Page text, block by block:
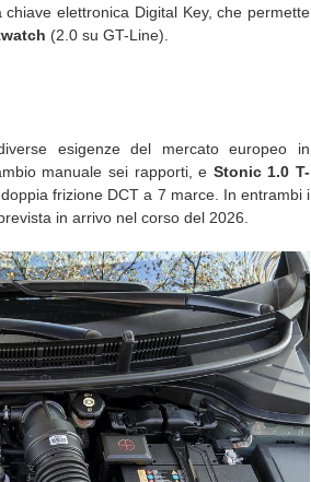
elettronica Digital Key, che permette
(2.0 su GT-Line).
esigenze del mercato europeo in
manuale sei rapporti, e Stonic 1.0 T-
frizione DCT a 7 marce. In entrambi i
in arrivo nel corso del 2026.